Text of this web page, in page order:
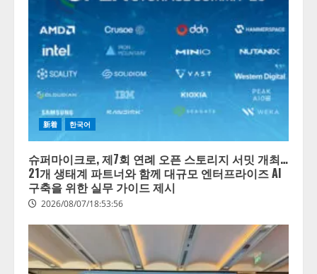
新着 한국어
슈퍼마이크로, 제7회 연례 오픈 스토리지 서밋 개최…
21개 생태계 파트너와 함께 대규모 엔터프라이즈 AI
구축을 위한 실무 가이드 제시
2026/08/07/18:53:56